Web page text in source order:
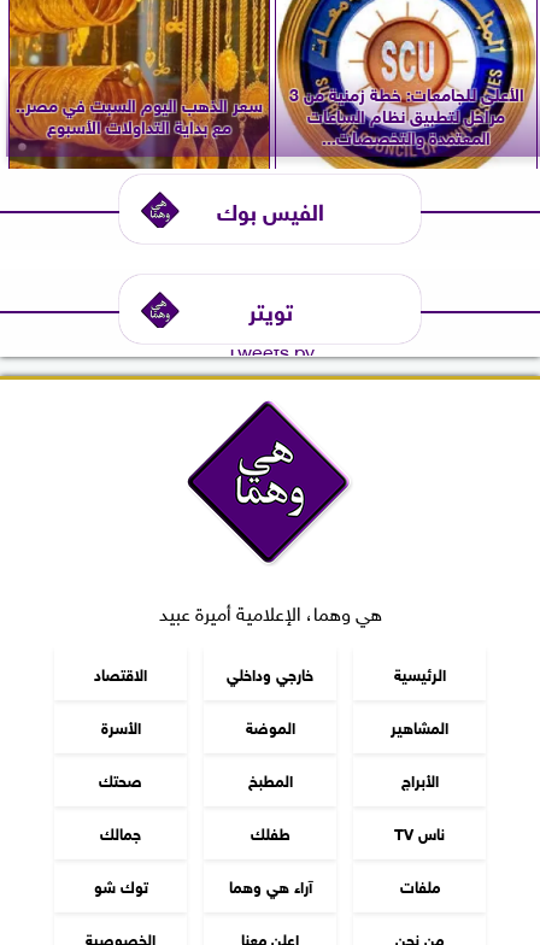
الأعلى للجامعات: خطة زمنية من 3
مراحل لتطبيق نظام الساعات
المعتمدة والتخصصات...
سعر الذهب اليوم السبت في مصر..
مع بداية التداولات الأسبوع
الفيس بوك
تويتر
Tweets by
هي وهما، الإعلامية أميرة عبيد
الرئيسية خارجي وداخلي
الاقتصاد
المشاهير
الموضة
الأسرة
الأبراج
المطبخ
صحتك
ناس TV
طفلك
جمالك
ملفات
آراء هي وهما
توك شو
من نحن
اعلن معنا الخصوصية